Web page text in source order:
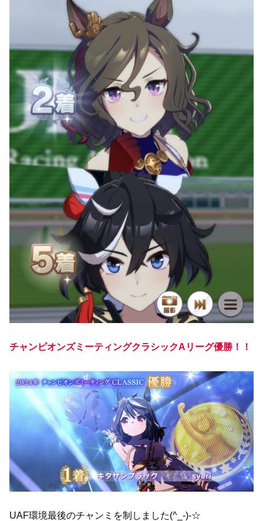
チャンピオンズミーティングクラシックAリーグ優勝！！
UAF環境最後のチャンミを制しました(^_-)-☆